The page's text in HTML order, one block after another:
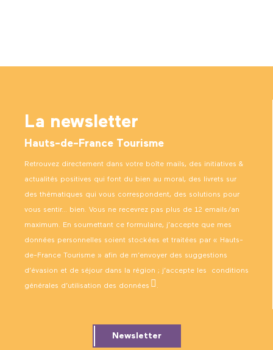
La newsletter
Hauts-de-France Tourisme
Retrouvez directement dans votre boîte mails, des initiatives &
actualités positives qui font du bien au moral, des livrets sur
des thématiques qui vous correspondent, des solutions pour
vous sentir… bien. Vous ne recevrez pas plus de 12 emails/an
maximum. En soumettant ce formulaire, j’accepte que mes
données personnelles soient stockées et traitées par « Hauts-
de-France Tourisme » afin de m’envoyer des suggestions
d’évasion et de séjour dans la région ; j’accepte les conditions
générales d’utilisation des données .
Newsletter